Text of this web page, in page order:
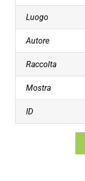
Luogo
Autore
Raccolta
Mostra
ID